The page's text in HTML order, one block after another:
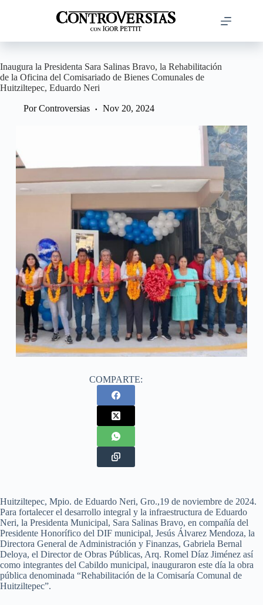
Inaugura la Presidenta Sara Salinas Bravo, la Rehabilitación
de la Oficina del Comisariado de Bienes Comunales de
Huitziltepec, Eduardo Neri
Por Controversias Nov 20, 2024
COMPARTE:
Huitziltepec, Mpio. de Eduardo Neri, Gro.,19 de noviembre de 2024.
Para fortalecer el desarrollo integral y la infraestructura de Eduardo
Neri, la Presidenta Municipal, Sara Salinas Bravo, en compañía del
Presidente Honorífico del DIF municipal, Jesús Álvarez Mendoza, la
Directora General de Administración y Finanzas, Gabriela Bernal
Deloya, el Director de Obras Públicas, Arq. Romel Díaz Jiménez así
como integrantes del Cabildo municipal, inauguraron este día la obra
pública denominada “Rehabilitación de la Comisaría Comunal de
Huitziltepec”.